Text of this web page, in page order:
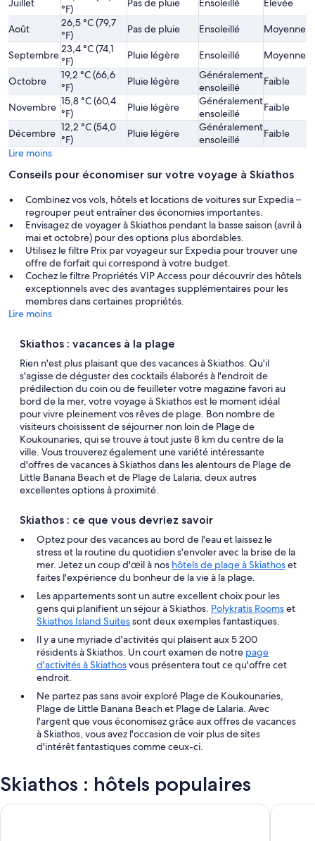
Juillet
°F)
Pas de pluie Ensoleillé Élevée
Août
26,5 °C (79,7
°F)
Pas de pluie Ensoleillé Moyenne
Septembre23,4 °C (74,1
°F)
Pluie légère Ensoleillé Moyenne
Octobre
19,2 °C (66,6
°F)
Pluie légère
Généralement
ensoleillé
Faible
Novembre 15,8 °C (60,4
°F)
Pluie légère
Généralement
ensoleillé
Faible
Décembre 12,2 °C (54,0
°F)
Pluie légère
Généralement
ensoleillé
Faible
Lire moins
Conseils pour économiser sur votre voyage à Skiathos
Combinez vos vols, hôtels et locations de voitures sur Expedia –
regrouper peut entraîner des économies importantes.
Envisagez de voyager à Skiathos pendant la basse saison (avril à
mai et octobre) pour des options plus abordables.
Utilisez le filtre Prix par voyageur sur Expedia pour trouver une
offre de forfait qui correspond à votre budget.
Cochez le filtre Propriétés VIP Access pour découvrir des hôtels
exceptionnels avec des avantages supplémentaires pour les
membres dans certaines propriétés.
Lire moins
Skiathos : vacances à la plage
Rien n'est plus plaisant que des vacances à Skiathos. Qu'il
s'agisse de déguster des cocktails élaborés à l'endroit de
prédilection du coin ou de feuilleter votre magazine favori au
bord de la mer, votre voyage à Skiathos est le moment idéal
pour vivre pleinement vos rêves de plage. Bon nombre de
visiteurs choisissent de séjourner non loin de Plage de
Koukounaries, qui se trouve à tout juste 8 km du centre de la
ville. Vous trouverez également une variété intéressante
d'offres de vacances à Skiathos dans les alentours de Plage de
Little Banana Beach et de Plage de Lalaria, deux autres
excellentes options à proximité.
Skiathos : ce que vous devriez savoir
Optez pour des vacances au bord de l'eau et laissez le
stress et la routine du quotidien s'envoler avec la brise de la
mer. Jetez un coup d'œil à nos hôtels de plage à Skiathoset
faites l'expérience du bonheur de la vie à la plage.
Les appartements sont un autre excellent choix pour les
gens qui planifient un séjour à Skiathos. Polykratis Roomset
Skiathos Island Suitessont deux exemples fantastiques.
Il y a une myriade d'activités qui plaisent aux 5 200
résidents à Skiathos. Un court examen de notre page
d'activités à Skiathosvous présentera tout ce qu'offre cet
endroit.
Ne partez pas sans avoir exploré Plage de Koukounaries,
Plage de Little Banana Beach et Plage de Lalaria. Avec
l'argent que vous économisez grâce aux offres de vacances
à Skiathos, vous avez l'occasion de voir plus de sites
d'intérêt fantastiques comme ceux-ci.
Skiathos : hôtels populaires
Nostalgia